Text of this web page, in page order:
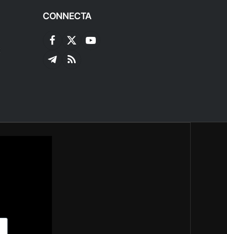
CONNECTA
Facebook
X
(Twitter)
YouTube
TelegramRSS